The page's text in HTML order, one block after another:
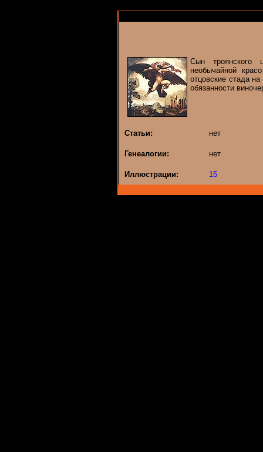
Сын
необычайной
отцовские стада
обязанности
Статьи: нет
Генеалогии: нет
Иллюстрации: 15